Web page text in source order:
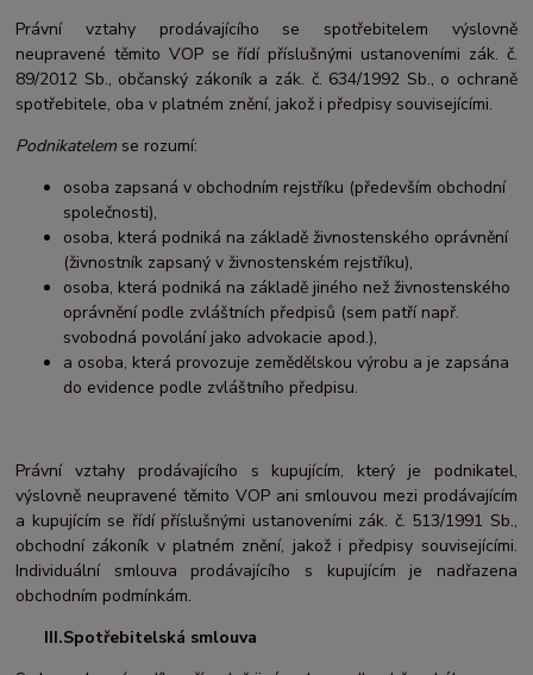
Právní vztahy prodávajícího se spotřebitelem výslovně
neupravené těmito VOP se řídí příslušnými ustanoveními zák. č.
89/2012 Sb., občanský zákoník a zák. č. 634/1992 Sb., o ochraně
spotřebitele, oba v platném znění, jakož i předpisy souvisejícími.
Podnikatelem se rozumí:
osoba zapsaná v obchodním rejstříku (především obchodní
společnosti),
osoba, která podniká na základě živnostenského oprávnění
(živnostník zapsaný v živnostenském rejstříku),
osoba, která podniká na základě jiného než živnostenského
oprávnění podle zvláštních předpisů (sem patří např.
svobodná povolání jako advokacie apod.),
a osoba, která provozuje zemědělskou výrobu a je zapsána
do evidence podle zvláštního předpisu.
Právní vztahy prodávajícího s kupujícím, který je podnikatel,
výslovně neupravené těmito VOP ani smlouvou mezi prodávajícím
a kupujícím se řídí příslušnými ustanoveními zák. č. 513/1991 Sb.,
obchodní zákoník v platném znění, jakož i předpisy souvisejícími.
Individuální smlouva prodávajícího s kupujícím je nadřazena
obchodním podmínkám.
III.Spotřebitelská smlouva